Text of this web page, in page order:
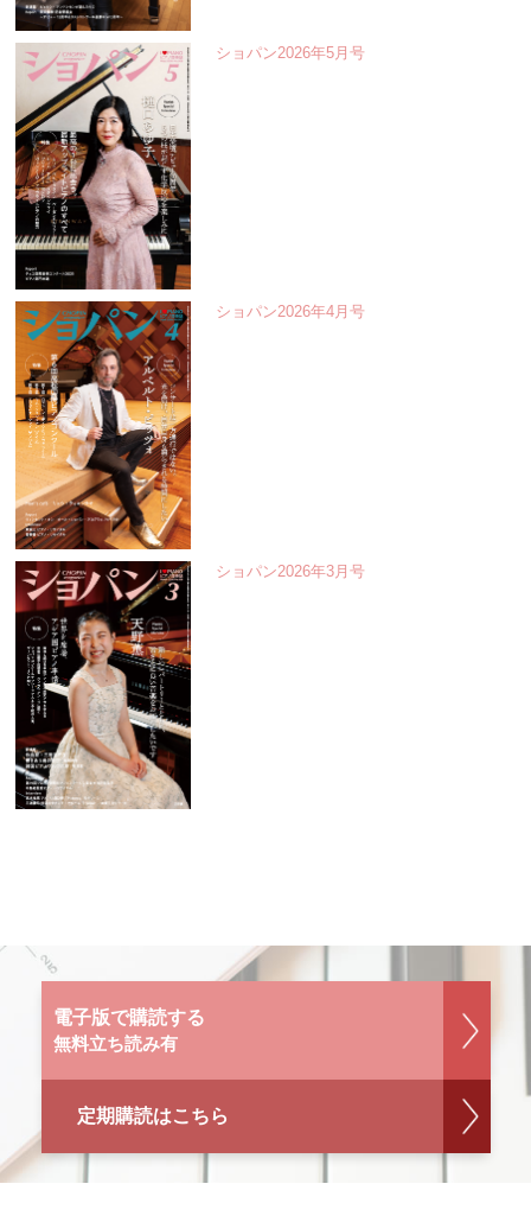
ショパン2026年5月号
ショパン2026年4月号
ショパン2026年3月号
電子版で購読する
無料立ち読み有
定期購読はこちら